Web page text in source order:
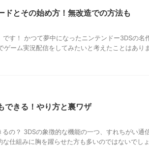
ドとその始め方！無改造での方法も
す！ かつて夢中になったニンテンドー3DSの名
ゲーム実況配信をしてみたいと考えたことはあり
できる！やり方と裏ワザ
の？ 3DSの象徴的な機能の一つ、すれちがい通
仕組みに胸を躍らせた方も多いのではないでし